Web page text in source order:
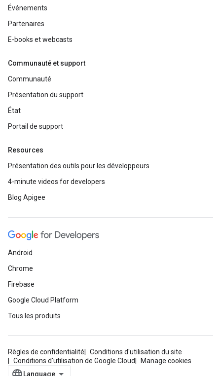
Événements
Partenaires
E-books et webcasts
Communauté et support
Communauté
Présentation du support
État
Portail de support
Resources
Présentation des outils pour les développeurs
4-minute videos for developers
Blog Apigee
Android
Chrome
Firebase
Google Cloud Platform
Tous les produits
Règles de confidentialité
Conditions d'utilisation du site
Conditions d'utilisation de Google Cloud
Manage cookies